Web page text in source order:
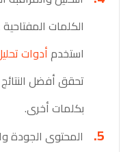
الكلمات
استخدم أدوات
تحقق أفضل
بكلمات أخرى.
المحتوى الجودة